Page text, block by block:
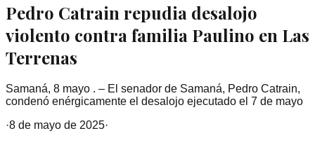
Pedro Catrain repudia desalojo
violento contra familia Paulino en Las
Terrenas
Samaná, 8 mayo . – El senador de Samaná, Pedro Catrain,
condenó enérgicamente el desalojo ejecutado el 7 de mayo
·8 de mayo de 2025·